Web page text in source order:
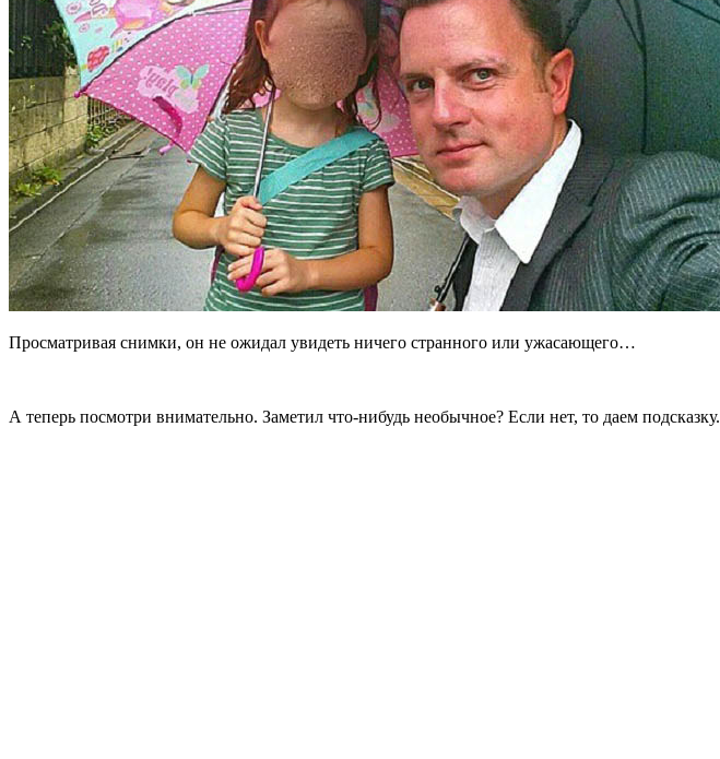
Просматривая снимки, он не ожидал увидеть ничего странного или ужасающего…
А теперь посмотри внимательно. Заметил что-нибудь необычное? Если нет, то даем подсказку.